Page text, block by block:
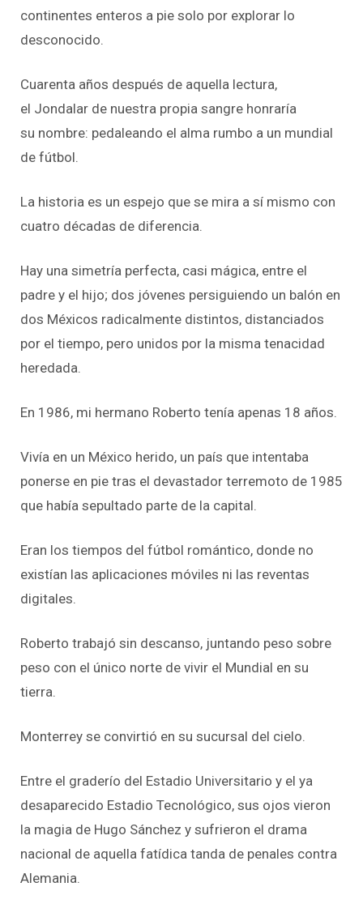
continentes enteros a pie solo por explorar lo
desconocido.
Cuarenta años después de aquella lectura,
el Jondalar de nuestra propia sangre honraría
su nombre: pedaleando el alma rumbo a un mundial
de fútbol.
La historia es un espejo que se mira a sí mismo con
cuatro décadas de diferencia.
Hay una simetría perfecta, casi mágica, entre el
padre y el hijo; dos jóvenes persiguiendo un balón en
dos Méxicos radicalmente distintos, distanciados
por el tiempo, pero unidos por la misma tenacidad
heredada.
En 1986, mi hermano Roberto tenía apenas 18 años.
Vivía en un México herido, un país que intentaba
ponerse en pie tras el devastador terremoto de 1985
que había sepultado parte de la capital.
Eran los tiempos del fútbol romántico, donde no
existían las aplicaciones móviles ni las reventas
digitales.
Roberto trabajó sin descanso, juntando peso sobre
peso con el único norte de vivir el Mundial en su
tierra.
Monterrey se convirtió en su sucursal del cielo.
Entre el graderío del Estadio Universitario y el ya
desaparecido Estadio Tecnológico, sus ojos vieron
la magia de Hugo Sánchez y sufrieron el drama
nacional de aquella fatídica tanda de penales contra
Alemania.